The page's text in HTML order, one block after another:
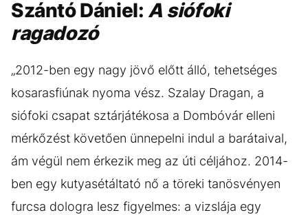
Szántó Dániel: A siófoki
ragadozó
„2012-ben egy nagy jövő előtt álló, tehetséges
kosarasfiúnak nyoma vész. Szalay Dragan, a
siófoki csapat sztárjátékosa a Dombóvár elleni
mérkőzést követően ünnepelni indul a barátaival,
ám végül nem érkezik meg az úti céljához. 2014-
ben egy kutyasétáltató nő a töreki tanösvényen
furcsa dologra lesz figyelmes: a vizslája egy